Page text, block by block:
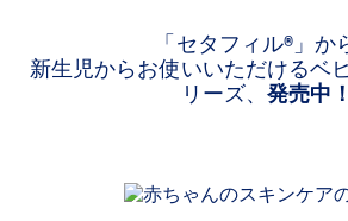
「セタフィル®」か
新生児からお使いいただけるベ
リーズ、 発売中！